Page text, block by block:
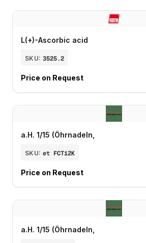
L(+)-Ascorbic acid
SKU: 3525.2
Price on Request
a.H. 1/15 (Öhrnadeln,
SKU: et FCT12K
Price on Request
a.H. 1/15 (Öhrnadeln,